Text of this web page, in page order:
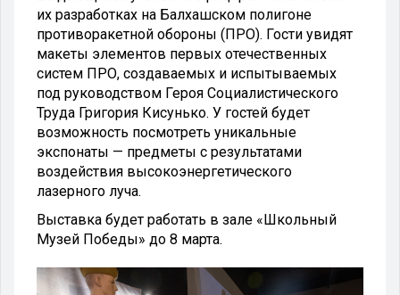
их разработках на Балхашском полигоне
противоракетной обороны (ПРО). Гости увидят
макеты элементов первых отечественных
систем ПРО, создаваемых и испытываемых
под руководством Героя Социалистического
Труда Григория Кисунько. У гостей будет
возможность посмотреть уникальные
экспонаты — предметы с результатами
воздействия высокоэнергетического
лазерного луча.
Выставка будет работать в зале «Школьный
Музей Победы» до 8 марта.